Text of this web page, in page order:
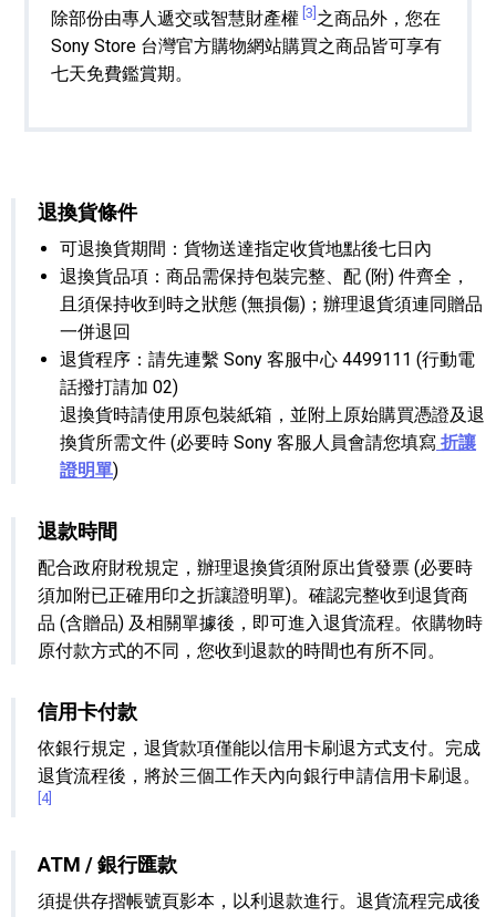
除部份由專人遞交或智慧財產權 [3] 之商品外，您在
Sony Store 台灣官方購物網站購買之商品皆可享有
七天免費鑑賞期。
退換貨條件
可退換貨期間：貨物送達指定收貨地點後七日內
退換貨品項：商品需保持包裝完整、配 (附) 件齊全，
且須保持收到時之狀態 (無損傷)；辦理退貨須連同贈品
一併退回
退貨程序：請先連繫 Sony 客服中心 4499111 (行動電
話撥打請加 02)
退換貨時請使用原包裝紙箱，並附上原始購買憑證及退
換貨所需文件 (必要時 Sony 客服人員會請您填寫 折讓
證明單)
退款時間
配合政府財稅規定，辦理退換貨須附原出貨發票 (必要時
須加附已正確用印之折讓證明單)。確認完整收到退貨商
品 (含贈品) 及相關單據後，即可進入退貨流程。依購物時
原付款方式的不同，您收到退款的時間也有所不同。
信用卡付款
依銀行規定，退貨款項僅能以信用卡刷退方式支付。完成
退貨流程後，將於三個工作天內向銀行申請信用卡刷退。
[4]
ATM / 銀行匯款
須提供存摺帳號頁影本，以利退款進行。退貨流程完成後